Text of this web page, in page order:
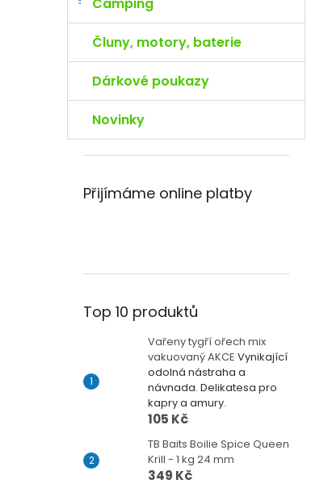
Čluny, motory, baterie
Dárkové poukazy
Novinky
Přijímáme online platby
Top 10 produktů
Vařeny tygří ořech mix
vakuovaný AKCE Vynikající
odolná nástraha a
návnada. Delikatesa pro
kapry a amury.
105 Kč
TB Baits Boilie Spice Queen
Krill - 1 kg 24 mm
349 Kč